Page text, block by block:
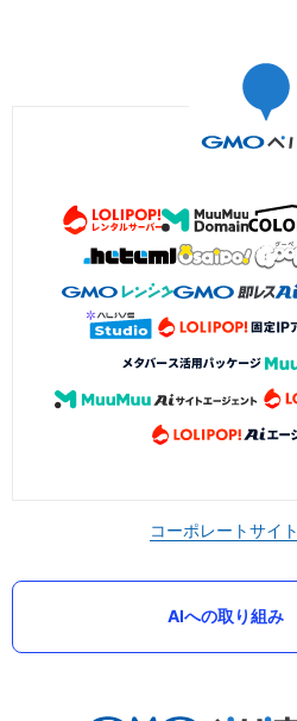
コーポレートサイト
AIへの取り組み